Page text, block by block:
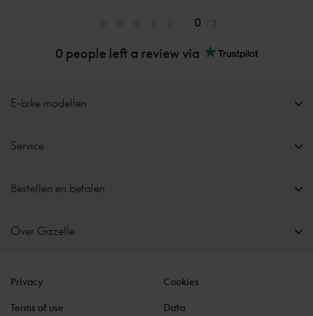
0
0 people left a review via
E-bike modellen
Service
Bestellen en betalen
Over Gazelle
Privacy Cookies
Terms of use Data